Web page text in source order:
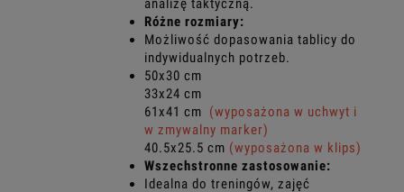
analizę taktyczną.
Różne rozmiary:
Możliwość dopasowania tablicy do
indywidualnych potrzeb.
50x30 cm
33x24 cm
61x41 cm (wyposażona w uchwyt i
w zmywalny marker)
40.5x25.5 cm (wyposażona w klips)
Wszechstronne zastosowanie:
Idealna do treningów, zajęć